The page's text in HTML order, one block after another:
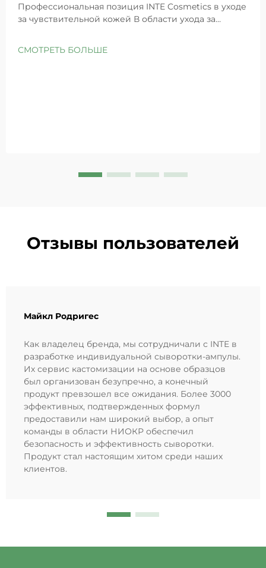
Профессиональная позиция INTE Cosmetics в уходе
за чувствительной кожей В области ухода за
своим исключительным успокаивающим
СМОТРЕТЬ БОЛЬШЕ
Отзывы пользователей
Майкл Родригес
Как владелец бренда, мы сотрудничали с INTE в
разработке индивидуальной сыворотки-ампулы.
Их сервис кастомизации на основе образцов
был организован безупречно, а конечный
продукт превзошел все ожидания. Более 3000
эффективных, подтвержденных формул
предоставили нам широкий выбор, а опыт
команды в области НИОКР обеспечил
безопасность и эффективность сыворотки.
Продукт стал настоящим хитом среди наших
клиентов.